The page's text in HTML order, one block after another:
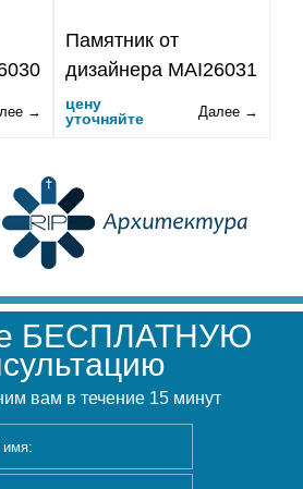
→
Памятник от
дизайнера MAI26031
цену
уточняйте
Далее →
БЕСПЛАТНУЮ
вам в течение 15 минут